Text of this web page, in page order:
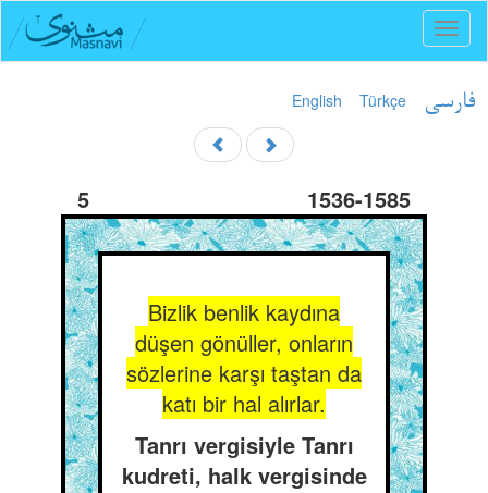
English Türkçe فارسی
5 1536-1585
Bizlik benlik kaydına
düşen gönüller, onların
sözlerine karşı taştan da
katı bir hal alırlar.
Tanrı vergisiyle Tanrı
kudreti, halk vergisinde